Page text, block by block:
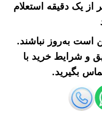
یک دقیقه استعلام
به‌روز نباشند.
و شرایط خرید با
بگیرید.